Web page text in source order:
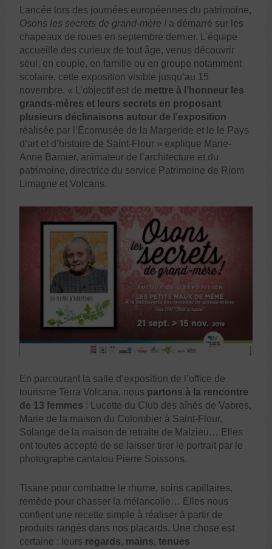
Lancée lors des journées européennes du patrimoine,
Osons les secrets de grand-mère ! a démarré sur les
chapeaux de roues en septembre dernier. L’équipe
accueille des curieux de tout âge, venus découvrir
seul, en couple, en famille ou en groupe notamment
scolaire, cette exposition visible jusqu’au 15
novembre. « L’objectif est de mettre à l’honneur les
grands-mères et leurs secrets en proposant
plusieurs déclinaisons autour de l’exposition
réalisée par l’Écomusée de la Margeride et le le Pays
d’art et d’histoire de Saint-Flour » explique Marie-
Anne Barnier, animateur de l’architecture et du
patrimoine, directrice du service Patrimoine de Riom
Limagne et Volcans.
En parcourant la salle d’exposition de l’office de
tourisme Terra Volcana, nous partons à la rencontre
de 13 femmes : Lucette du Club des aînés de Vabres,
Marie de la maison du Colombier à Saint-Flour,
Solange de la maison de retraite de Malzieu… Elles
ont toutes accepté de se laisser tirer le portrait par le
photographe cantalou Pierre Soissons.
Tisane pour combattre le rhume, soins capillaires,
remède pour chasser la mélancolie… Elles nous
confient une recette simple à réaliser à partir de
produits rangés dans nos placards. Une chose est
certaine : leurs regards, mains, tenues